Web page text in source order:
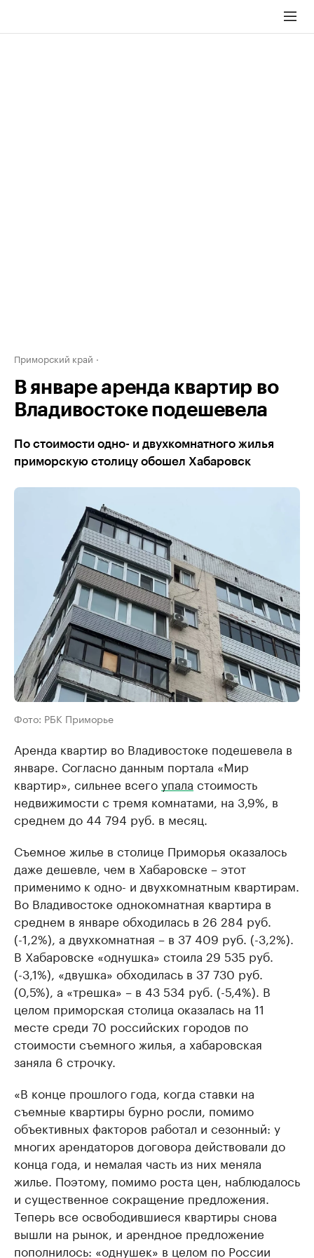
Приморский край
В январе аренда квартир во
Владивостоке подешевела
По стоимости одно- и двухкомнатного жилья
приморскую столицу обошел Хабаровск
Фото: РБК Приморье
Аренда квартир во Владивостоке подешевела в
январе. Согласно данным портала «Мир
квартир», сильнее всегоупала стоимость
недвижимости с тремя комнатами, на 3,9%, в
среднем до 44 794 руб. в месяц.
Съемное жилье в столице Приморья оказалось
даже дешевле, чем в Хабаровске – этот
применимо к одно- и двухкомнатным квартирам.
Во Владивостоке однокомнатная квартира в
среднем в январе обходилась в 26 284 руб.
(-1,2%), а двухкомнатная – в 37 409 руб. (-3,2%).
В Хабаровске «однушка» стоила 29 535 руб.
(-3,1%), «двушка» обходилась в 37 730 руб.
(0,5%), а «трешка» – в 43 534 руб. (-5,4%). В
целом приморская столица оказалась на 11
месте среди 70 российских городов по
стоимости съемного жилья, а хабаровская
заняла 6 строчку.
«В конце прошлого года, когда ставки на
съемные квартиры бурно росли, помимо
объективных факторов работал и сезонный: у
многих арендаторов договора действовали до
конца года, и немалая часть из них меняла
жилье. Поэтому, помимо роста цен, наблюдалось
и существенное сокращение предложения.
Теперь все освободившиеся квартиры снова
вышли на рынок, и арендное предложение
пополнилось: «однушек» в целом по России